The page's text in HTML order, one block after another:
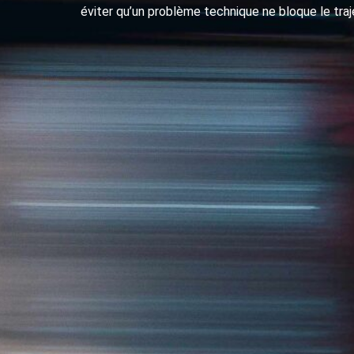
éviter qu’un problème technique ne bloque le